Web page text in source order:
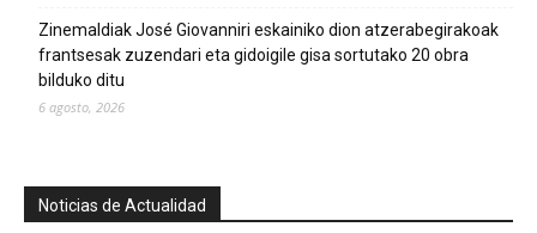
Zinemaldiak José Giovanniri eskainiko dion atzerabegirakoak
frantsesak zuzendari eta gidoigile gisa sortutako 20 obra
bilduko ditu
6 agosto, 2026
Noticias de Actualidad